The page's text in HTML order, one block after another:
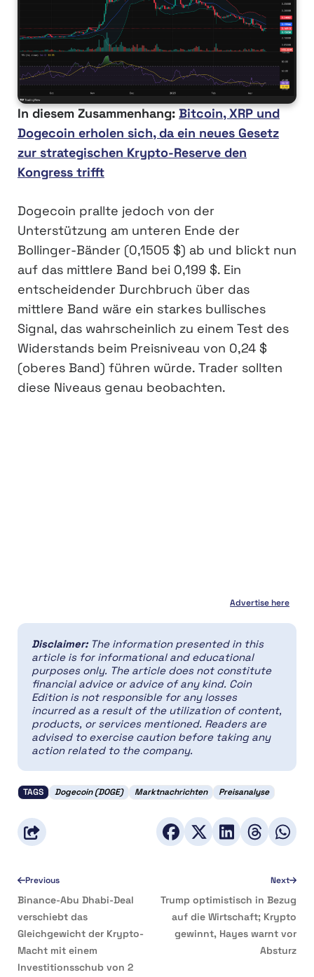
In diesem Zusammenhang: Bitcoin, XRP und
Dogecoin erholen sich, da ein neues Gesetz
zur strategischen Krypto-Reserve den
Kongress trifft
Dogecoin prallte jedoch von der
Unterstützung am unteren Ende der
Bollinger-Bänder (0,1505 $) ab und blickt nun
auf das mittlere Band bei 0,199 $. Ein
entscheidender Durchbruch über das
mittlere Band wäre ein starkes bullisches
Signal, das wahrscheinlich zu einem Test des
Widerstands beim Preisniveau von 0,24 $
(oberes Band) führen würde. Trader sollten
diese Niveaus genau beobachten.
Advertise here
Disclaimer: The information presented in this
article is for informational and educational
purposes only. The article does not constitute
financial advice or advice of any kind. Coin
Edition is not responsible for any losses
incurred as a result of the utilization of content,
products, or services mentioned. Readers are
advised to exercise caution before taking any
action related to the company.
TAGS Dogecoin (DOGE) Marktnachrichten Preisanalyse
Previous
Binance-Abu Dhabi-Deal
verschiebt das
Gleichgewicht der Krypto-
Macht mit einem
Investitionsschub von 2
Next
Trump optimistisch in Bezug
auf die Wirtschaft; Krypto
gewinnt, Hayes warnt vor
Absturz